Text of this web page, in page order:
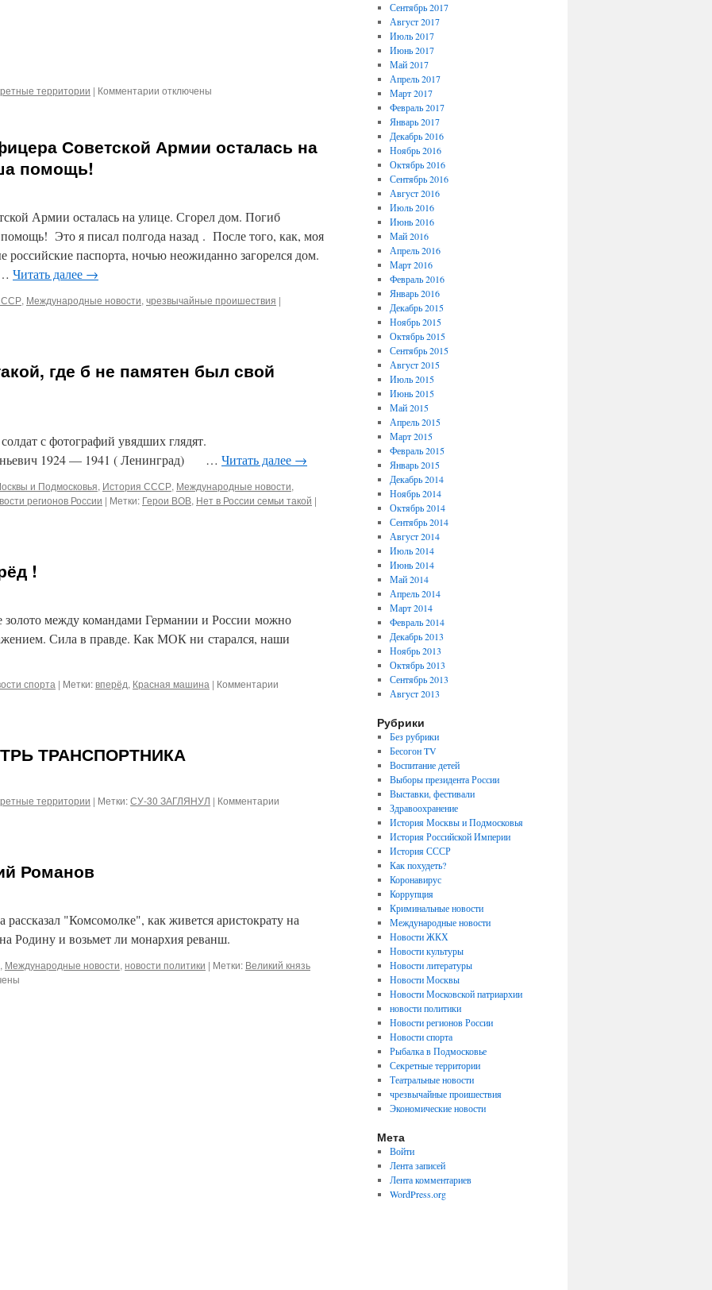
территории | Комментарии котключены
Советской Армии осталась на
помощь!
Армии осталась на улице. Сгорел дом. Погиб
Это я писал полгода назад . После того, как, моя
российские паспорта, ночью неожиданно загорелся дом.
Читать далее →
, Международные новости, чрезвычайные проишествия |
где б не памятен был свой
с фотографий увядших глядят.
1924 — 1941 ( Ленинград) … Читать далее →
и Подмосковья, История СССР, Международные новости,
регионов России | Метки: Герои ВОВ, Нет в России семьи такой |
!
между командами Германии и России можно
Сила в правде. Как МОК ни старался, наши
спорта | Метки:вперёд, Красная машина | Комментарии
ТРАНСПОРТНИКА
территории | Метки:СУ-30 ЗАГЛЯНУЛ | Комментарии
Романов
"Комсомолке", как живется аристократу на
Родину и возьмет ли монархия реванш.
, Международные новости, новости политики | Метки: Великий князь
Сентябрь 2017
Август 2017
Июль 2017
Июнь 2017
Май 2017
Апрель 2017
Март 2017
Февраль 2017
Январь 2017
Декабрь 2016
Ноябрь 2016
Октябрь 2016
Сентябрь 2016
Август 2016
Июль 2016
Июнь 2016
Май 2016
Апрель 2016
Март 2016
Февраль 2016
Январь 2016
Декабрь 2015
Ноябрь 2015
Октябрь 2015
Сентябрь 2015
Август 2015
Июль 2015
Июнь 2015
Май 2015
Апрель 2015
Март 2015
Февраль 2015
Январь 2015
Декабрь 2014
Ноябрь 2014
Октябрь 2014
Сентябрь 2014
Август 2014
Июль 2014
Июнь 2014
Май 2014
Апрель 2014
Март 2014
Февраль 2014
Декабрь 2013
Ноябрь 2013
Октябрь 2013
Сентябрь 2013
Август 2013
Рубрики
Без рубрики
Бесогон TV
Воспитание детей
Выборы президента России
Выставки, фестивали
Здравоохранение
История Москвы и Подмосковья
История Российской Империи
История СССР
Как похудеть?
Коронавирус
Коррупция
Криминальные новости
Международные новости
Новости ЖКХ
Новости культуры
Новости литературы
Новости Москвы
Новости Московской патриархии
новости политики
Новости регионов России
Новости спорта
Рыбалка в Подмосковье
Секретные территории
Театральные новости
чрезвычайные проишествия
Экономические новости
Мета
Войти
Лента записей
Лента комментариев
WordPress.org